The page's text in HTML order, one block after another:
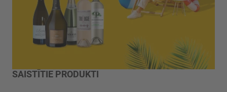
SAISTĪTIE PRODUKTI